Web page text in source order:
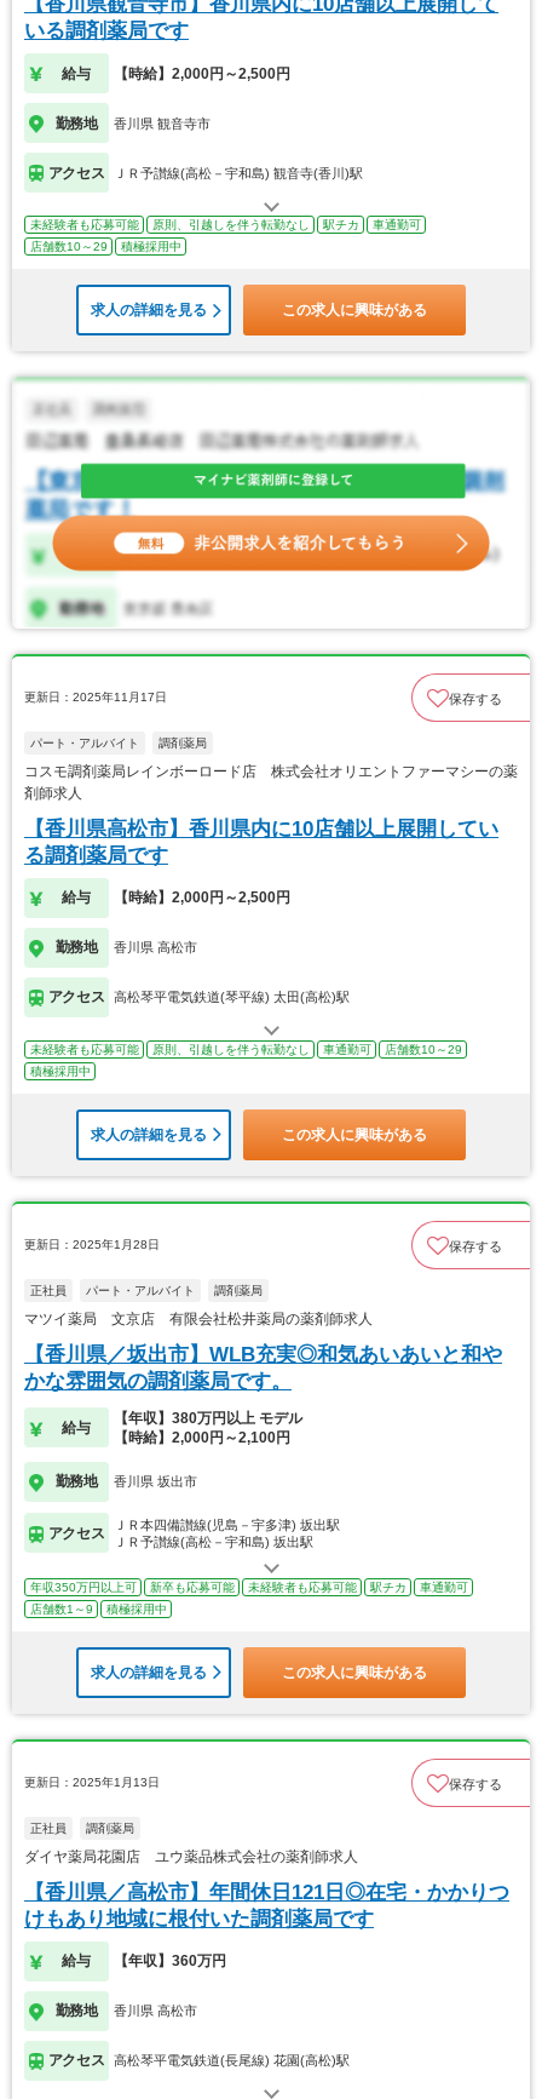
いる調剤薬局です
給与 【時給】2,000円～2,500円
勤務地 香川県 観音寺市
アクセス ＪＲ予讃線(高松－宇和島) 観音寺(香川)駅
未経験者も応募可能 原則、引越しを伴う転勤なし 駅チカ
車通勤可
店舗数10～29
積極採用中
求人の詳細を見る この求人に興味がある
更新日：2025年11月17日 保存する
パート・アルバイト 調剤薬局
コスモ調剤薬局レインボーロード店 株式会社オリエントファーマシーの薬
剤師求人
【香川県高松市】香川県内に10店舗以上展開してい
る調剤薬局です
給与 【時給】2,000円～2,500円
勤務地 香川県 高松市
アクセス 高松琴平電気鉄道(琴平線) 太田(高松)駅
未経験者も応募可能 原則、引越しを伴う転勤なし 車通勤可
店舗数10～29
積極採用中
求人の詳細を見る この求人に興味がある
更新日：2025年1月28日 保存する
正社員 パート・アルバイト 調剤薬局
マツイ薬局 文京店 有限会社松井薬局の薬剤師求人
【香川県／坂出市】WLB充実◎和気あいあいと和や
かな雰囲気の調剤薬局です。
給与
【年収】380万円以上 モデル
【時給】2,000円～2,100円
勤務地 香川県 坂出市
アクセス
ＪＲ本四備讃線(児島－宇多津) 坂出駅
ＪＲ予讃線(高松－宇和島) 坂出駅
年収350万円以上可 新卒も応募可能 未経験者も応募可能 駅チカ
車通勤可
店舗数1～9
積極採用中
求人の詳細を見る この求人に興味がある
更新日：2025年1月13日 保存する
正社員 調剤薬局
ダイヤ薬局花園店 ユウ薬品株式会社の薬剤師求人
【香川県／高松市】年間休日121日◎在宅・かかりつ
けもあり地域に根付いた調剤薬局です
給与 【年収】360万円
勤務地 香川県 高松市
アクセス 高松琴平電気鉄道(長尾線) 花園(高松)駅